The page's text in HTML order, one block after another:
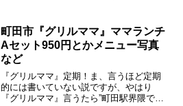
送の、”タクシー運転手さん一番うまい店
に連れてって...
町田市『グリルママ』ママランチ
Aセット950円とかメニュー写真
など
『グリルママ』定期！ま、言うほど定期
的には書いていない説ですが、やはり
『グリルママ』言うたら”町田駅界隈で最